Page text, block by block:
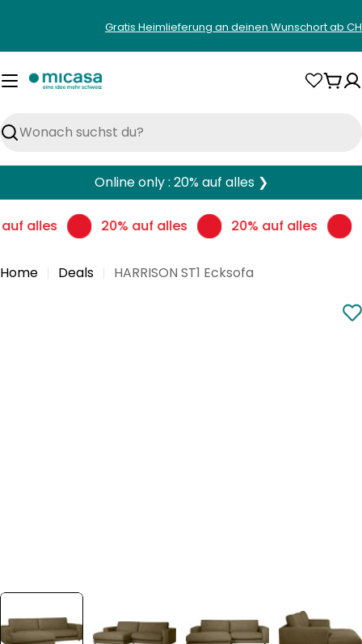
springen
Gratis Heimlieferung an deinen Wunschort ab
Suchen
Online only : 20% auf alles ❯
alles 20% auf alles 20% auf alles
Home Deals HARRISON ST1 Ecksofa